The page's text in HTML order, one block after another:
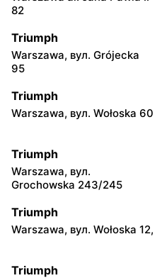
82
Triumph
Warszawa, вул. Grójecka
95
Triumph
Warszawa, вул. Wołoska 60
Triumph
Warszawa, вул.
Grochowska 243/245
Triumph
Warszawa, вул. Wołoska 12,
Triumph